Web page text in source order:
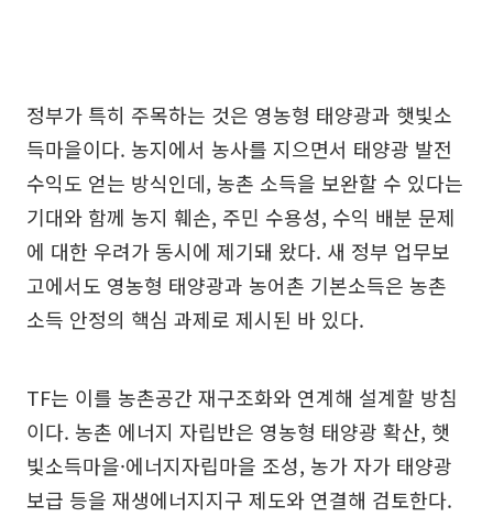
정부가 특히 주목하는 것은 영농형 태양광과 햇빛소
득마을이다. 농지에서 농사를 지으면서 태양광 발전
수익도 얻는 방식인데, 농촌 소득을 보완할 수 있다는
기대와 함께 농지 훼손, 주민 수용성, 수익 배분 문제
에 대한 우려가 동시에 제기돼 왔다. 새 정부 업무보
고에서도 영농형 태양광과 농어촌 기본소득은 농촌
소득 안정의 핵심 과제로 제시된 바 있다.
TF는 이를 농촌공간 재구조화와 연계해 설계할 방침
이다. 농촌 에너지 자립반은 영농형 태양광 확산, 햇
빛소득마을·에너지자립마을 조성, 농가 자가 태양광
보급 등을 재생에너지지구 제도와 연결해 검토한다.